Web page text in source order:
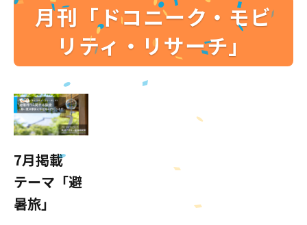
月刊「ドコニーク・モビ
リティ・リサーチ」
7月掲載
テーマ「避
暑旅」